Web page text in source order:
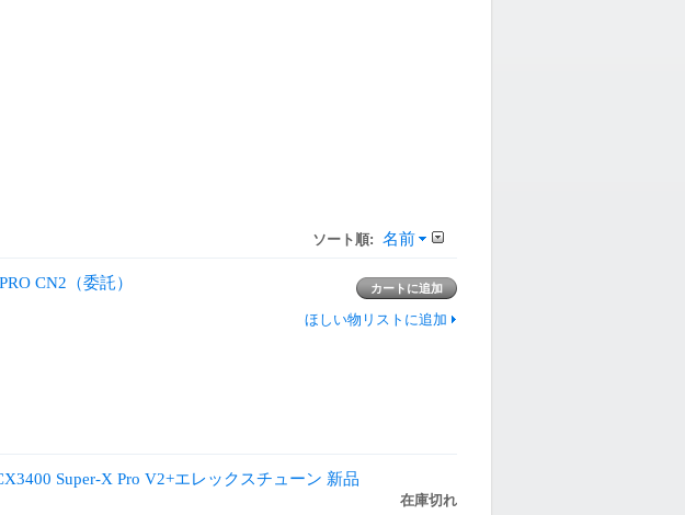
ソート順: 名前
CN2（委託）
ほしい物リストに追加
Super-X Pro V2+エレックスチューン 新品
在庫切れ